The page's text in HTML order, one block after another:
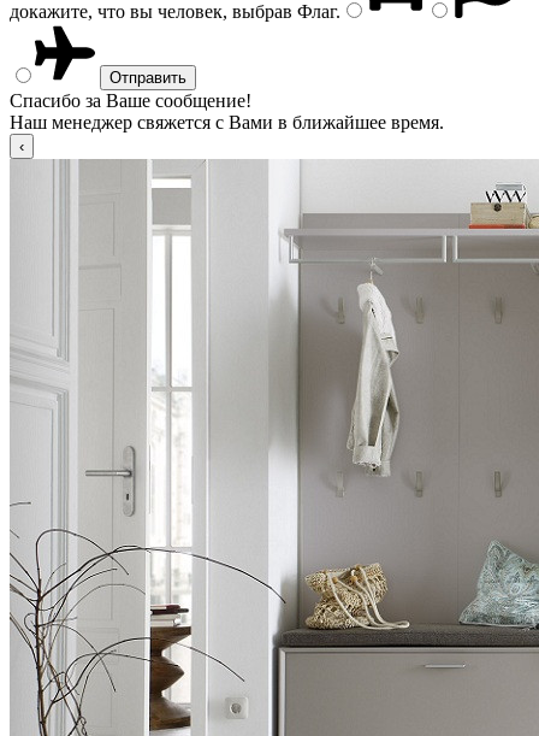
докажите, что вы человек, выбрав Флаг.
Спасибо за Ваше сообщение!
Наш менеджер свяжется с Вами в ближайшее время.